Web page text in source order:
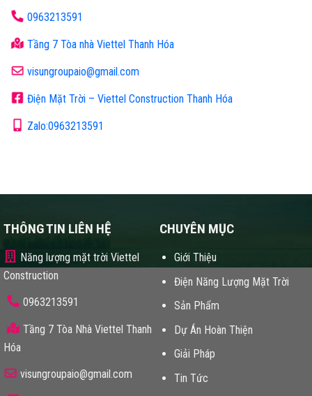
0963213591
Tầng 7 Tòa nhà Viettel Thanh Hóa
visungroupaio@gmail.com
Điện Mặt Trời – Viettel Construction Thanh Hóa
Zalo:0963213591
THÔNG TIN LIÊN HỆ
Năng lượng mặt trời Viettel
Construction
0963213591
Tầng 7 Tòa Nhà Viettel Thanh
Hóa
visungroupaio@gmail.com
CHUYÊN MỤC
Giới Thiệu
Điện Năng Lượng Mặt Trời
Sản Phẩm
Dự Án Hoàn Thiện
Giải Pháp
Tin Tức